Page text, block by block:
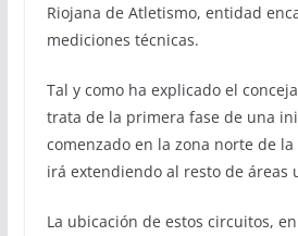
Riojana de Atletismo, entidad
mediciones técnicas.
Tal y como ha explicado el
trata de la primera fase de una
comenzado en la zona norte de
irá extendiendo al resto de áreas
La ubicación de estos circuitos,